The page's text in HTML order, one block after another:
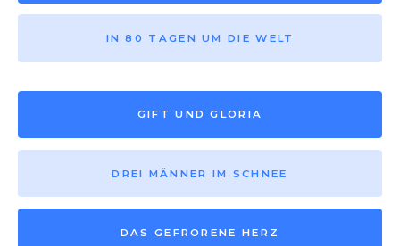
IN 80 TAGEN UM DIE WELT
GIFT UND GLORIA
DREI MÄNNER IM SCHNEE
DAS GEFRORENE HERZ